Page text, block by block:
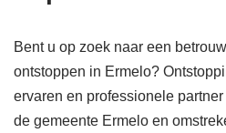
Bent u op zoek naar een
ontstoppen in Ermelo?
ervaren en professionele
de gemeente Ermelo en